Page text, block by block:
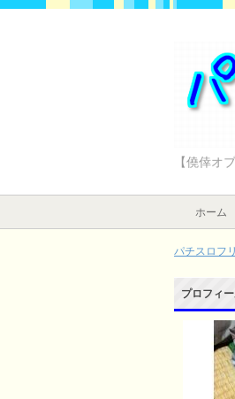
【僥倖オ
ホーム
パチスロフ
プロフィ